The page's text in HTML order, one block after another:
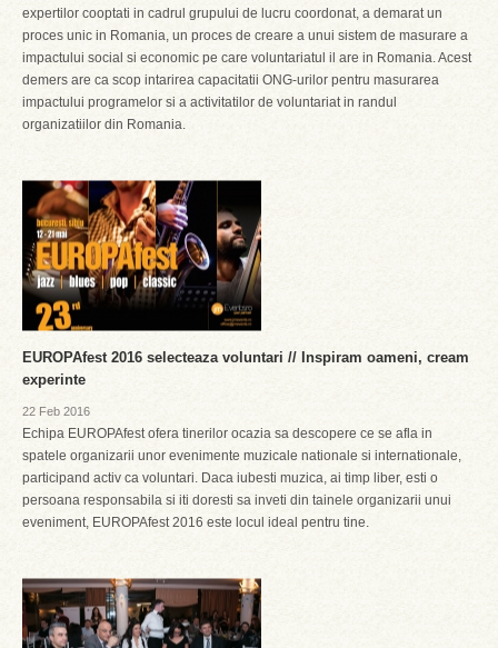
expertilor cooptati in cadrul grupului de lucru coordonat, a demarat un
proces unic in Romania, un proces de creare a unui sistem de masurare a
impactului social si economic pe care voluntariatul il are in Romania. Acest
demers are ca scop intarirea capacitatii ONG-urilor pentru masurarea
impactului programelor si a activitatilor de voluntariat in randul
organizatiilor din Romania.
EUROPAfest 2016 selecteaza voluntari // Inspiram oameni, cream
experinte
22 Feb 2016
Echipa EUROPAfest ofera tinerilor ocazia sa descopere ce se afla in
spatele organizarii unor evenimente muzicale nationale si internationale,
participand activ ca voluntari. Daca iubesti muzica, ai timp liber, esti o
persoana responsabila si iti doresti sa inveti din tainele organizarii unui
eveniment, EUROPAfest 2016 este locul ideal pentru tine.